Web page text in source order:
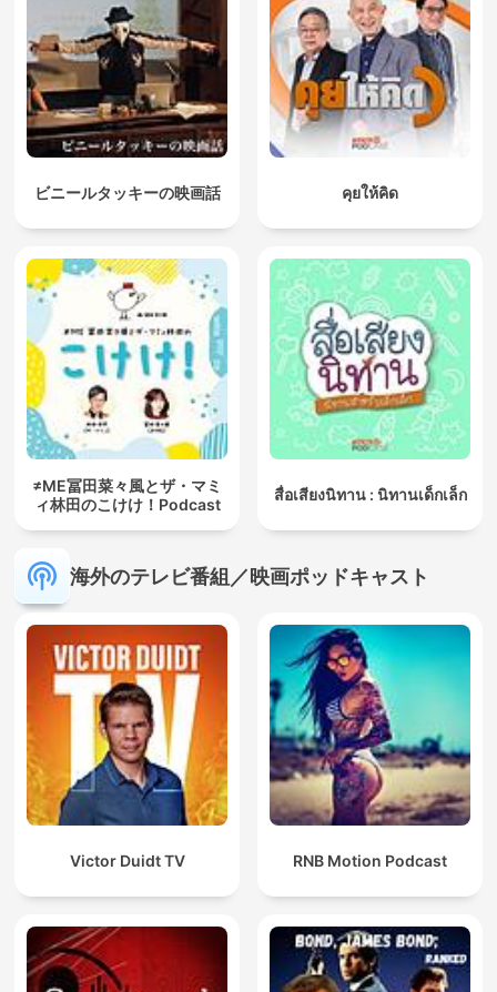
ビニールタッキーの映画話 คุยให้คิด
≠ME冨田菜々風とザ・マミ
ィ林田のこけけ！Podcast
สื่อเสียงนิทาน : นิทานเด็กเล็ก
海外のテレビ番組／映画ポッドキャスト
Victor Duidt TV RNB Motion Podcast